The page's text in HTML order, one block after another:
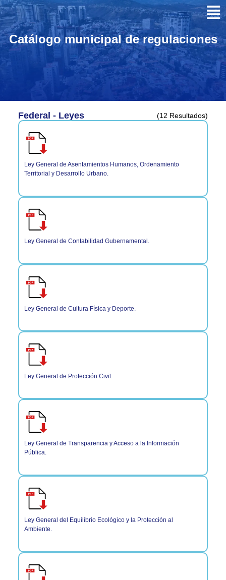
Catálogo municipal de regulaciones
Federal - Leyes (12 Resultados)
Ley General de Asentamientos Humanos, Ordenamiento
Territorial y Desarrollo Urbano.
Ley General de Contabilidad Gubernamental.
Ley General de Cultura Física y Deporte.
Ley General de Protección Civil.
Ley General de Transparencia y Acceso a la Información
Pública.
Ley General del Equilibrio Ecológico y la Protección al
Ambiente.